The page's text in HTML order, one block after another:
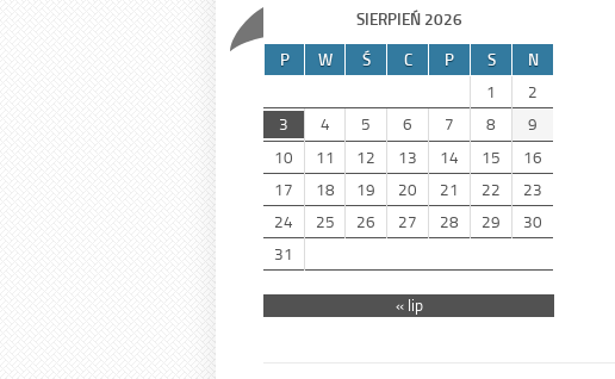
SIERPIEŃ 2026
P
W Ś C P S
N
1
2
3
4 5 6 7 8
9
10
11 12 13 14 15
16
17
18 19 20 21 22
23
24
25 26 27 28 29
30
31
« lip